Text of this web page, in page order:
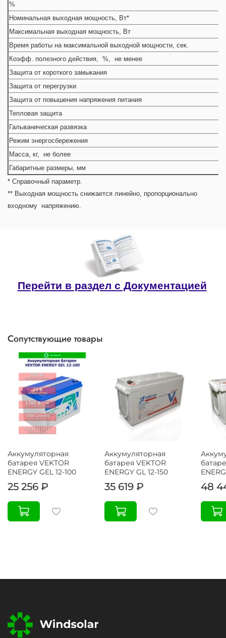
%
Номинальная выходная мощность, Вт*
Максимальная выходная мощность, Вт
Время работы на максимальной выходной мощности, сек.
Коэфф. полезного действия, %, не менее
Защита от короткого замыкания
Защита от перегрузки
Защита от повышения напряжения питания
Тепловая защита
Гальваническая развязка
Режим энергосбережения
Масса, кг, не более
Габаритные размеры, мм
* Справочный параметр.
** Выходная мощность снижается линейно, пропорционально
входному напряжению.
Перейти в раздел с Документацией
Сопутствующие товары
Аккумуляторная
батарея VEKTOR
ENERGY GEL 12-100
25 256 ₽
Аккумуляторная
батарея VEKTOR
ENERGY GL 12-150
35 619 ₽ 48